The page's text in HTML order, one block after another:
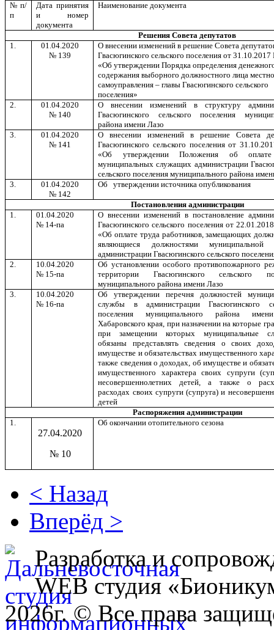
№ п/
п
Дата принятия
и номер
документа
Наименование документа
Решения Совета депутатов
1.
01.04.2020
№ 139
О внесении изменений в решение Совета
Гвасюгинского сельского поселения от
«Об утверждении Порядка определения
содержания выборного должностного лица
самоуправления – главы Гвасюгинского сельского
поселения»
2.
01.04.2020
№ 140
О внесении изменений в структуру
Гвасюгинского сельского поселения
района имени Лазо
3.
01.04.2020
№ 141
О внесении изменений в решение Совета
Гвасюгинского сельского поселения от
«Об утверждении Положения об
муниципальных служащих администрации
сельского поселения муниципального района
3.
01.04.2020
№ 142
Об утверждении источника опубликования
Постановления администрации
1.
01.04.2020
№ 14-па
О внесении изменений в постановление
Гвасюгинского сельского поселения от
«Об оплате труда работников, замещающих
являющиеся должностями муниципальной
администрации Гвасюгинского сельского
2.
10.04.2020
№ 15-па
Об установлении особого противопожарного
территории Гвасюгинского сельского
муниципального района имени Лазо
3.
10.04.2020
№ 16-па
Об утверждении перечня должностей
службы в администрации Гвасюгинского
поселения муниципального района
Хабаровского края, при назначении на которые
при замещении которых муниципальные
обязаны представлять сведения о своих
имуществе и обязательствах имущественного
также сведения о доходах, об имуществе и
имущественного характера своих супруги
несовершеннолетних детей, а также о
расходах своих супруги (супруга) и
детей
Распоряжения администрации
1.
27.04.2020
№ 10
Об окончании отопительного сезона
< Назад
Вперёд >
Разработка и
WEB студия
2026г. © Все права